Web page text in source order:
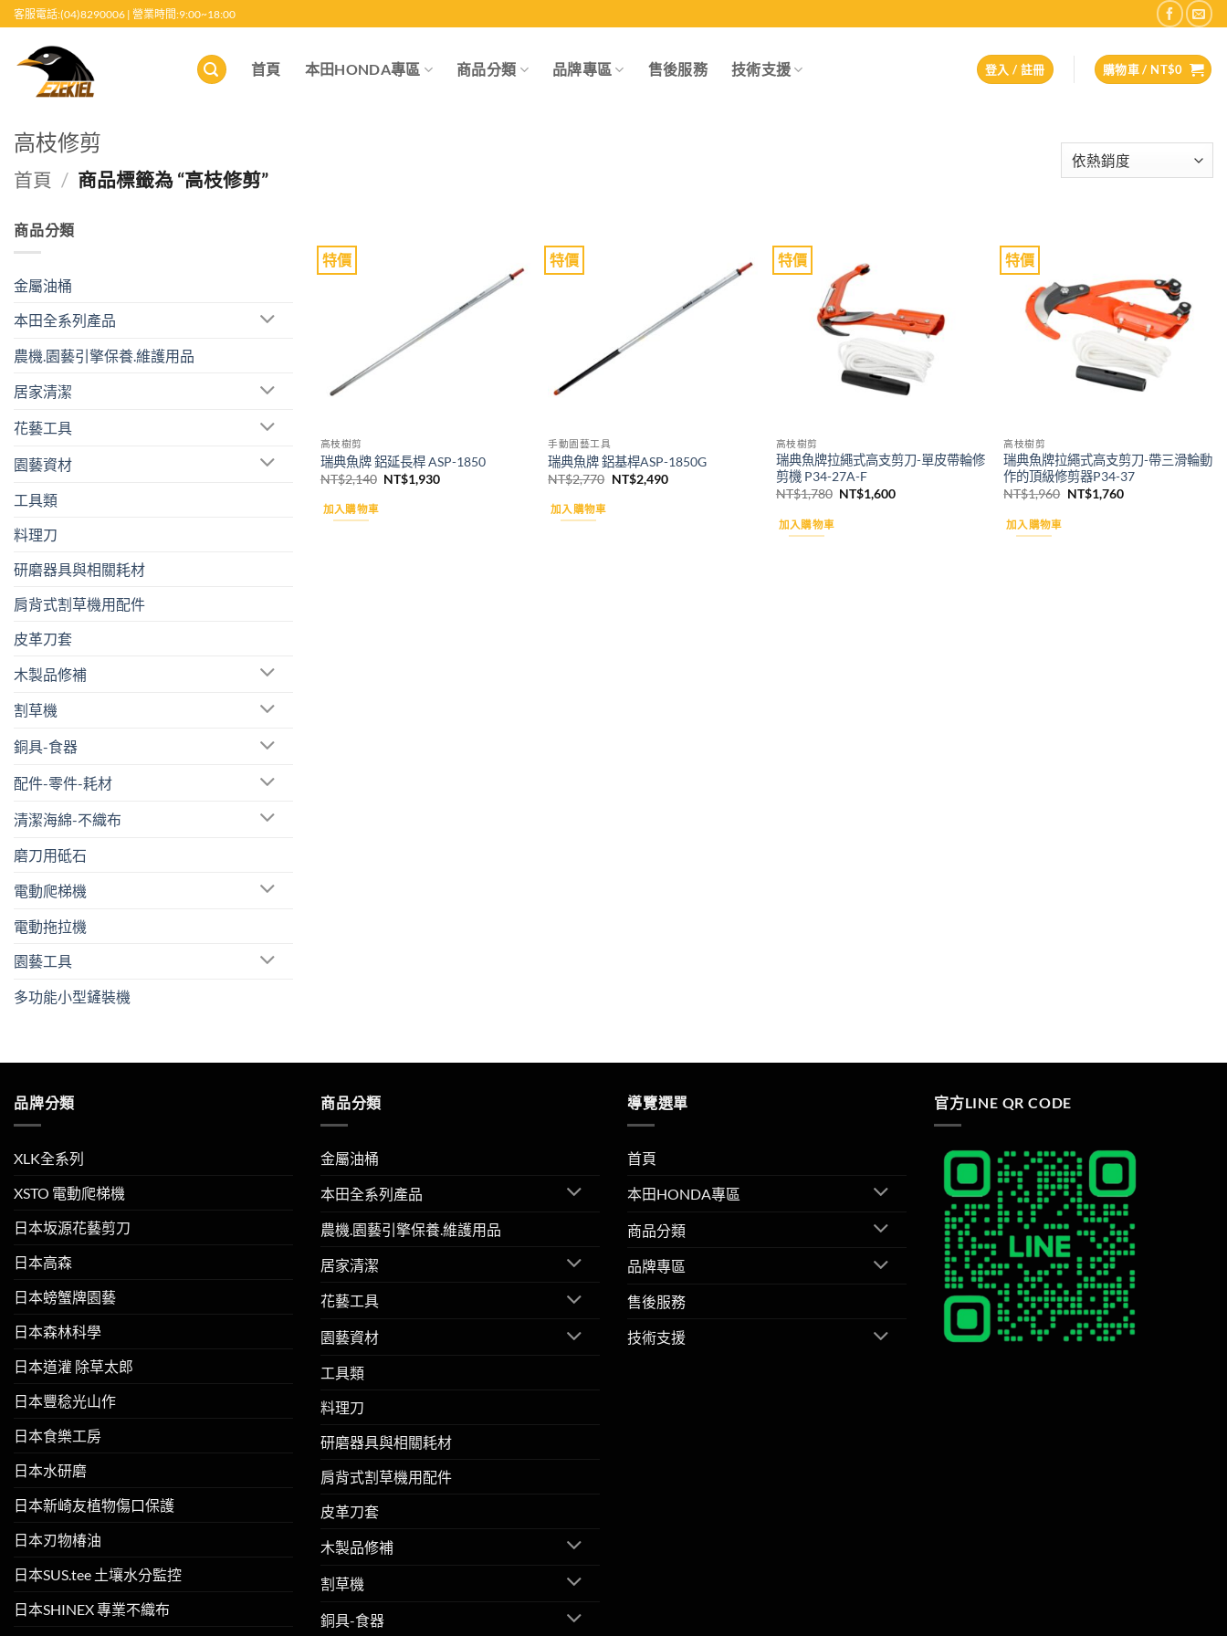
至
客服電話:(04)8290006 | 營業時間:9:00~18:00
首頁 本田HONDA專區 商品分類 品牌專區 售後服務 技術支援 登入 / 註冊 購物車 / NT$0
高枝修剪
首頁 / 商品標籤為 “高枝修剪”
商品分類
金屬油桶
本田全系列產品
農機.園藝引擎保養.維護用品
居家清潔
花藝工具
園藝資材
工具類
料理刀
研磨器具與相關耗材
肩背式割草機用配件
皮革刀套
木製品修補
割草機
銅具-食器
配件-零件-耗材
清潔海綿-不織布
磨刀用砥石
電動爬梯機
電動拖拉機
園藝工具
多功能小型鏟裝機
特價
wishlist
高枝樹剪
瑞典魚牌 鋁延長桿 ASP-1850
NT$2,140 原
NT$1,930目
加入購物車
特價
Add to
wishlist
手動園藝工具
瑞典魚牌 鋁基桿ASP-1850G
NT$2,770 原
NT$2,490目
加入購物車
特價
高枝樹剪
瑞典魚牌拉繩式高支剪刀-單皮帶輪修
剪機 P34-27A-F
NT$1,780 原
NT$1,600目
加入購物車
特價
wishlist
高枝樹剪
瑞典魚牌拉繩式高支剪刀-帶三滑輪動
作的頂級修剪器P34-37
NT$1,960 原
NT$1,760目
加入購物車
品牌分類
XLK全系列
XSTO 電動爬梯機
日本坂源花藝剪刀
日本高森
日本螃蟹牌園藝
日本森林科學
日本道灌 除草太郎
日本豐稔光山作
日本食樂工房
日本水研磨
日本新崎友植物傷口保護
日本刃物椿油
日本SUS.tee 土壤水分監控
日本SHINEX 專業不織布
商品分類
金屬油桶
本田全系列產品
農機.園藝引擎保養.維護用品
居家清潔
花藝工具
園藝資材
工具類
料理刀
研磨器具與相關耗材
肩背式割草機用配件
皮革刀套
木製品修補
割草機
銅具-食器
導覽選單
首頁
本田HONDA專區
商品分類
品牌專區
售後服務
技術支援
官方LINE QR CODE